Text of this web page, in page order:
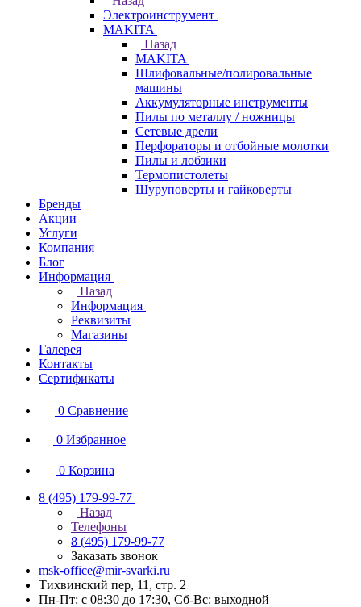
Электроинструмент
МAKITA
Назад
МAKITA
Шлифовальные/полировальные
машины
Аккумуляторные инструменты
Пилы по металлу / ножницы
Сетевые дрели
Перфораторы и отбойные молотки
Пилы и лобзики
Термопистолеты
Шуруповерты и гайковерты
Бренды
Акции
Услуги
Компания
Блог
Информация
Назад
Информация
Реквизиты
Магазины
Галерея
Контакты
Сертификаты
0 Сравнение
0 Избранное
0 Корзина
8 (495) 179-99-77
Назад
Телефоны
8 (495) 179-99-77
Заказать звонок
msk-office@mir-svarki.ru
Тихвинский пер, 11, стр. 2
Пн-Пт: с 08:30 до 17:30, Сб-Вс: выходной